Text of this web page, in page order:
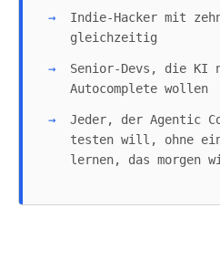
Indie-Hacker mit
gleichzeitig
Senior-Devs, die KI
Autocomplete wollen
Jeder, der Agentic
testen will, ohne ein
lernen, das morgen